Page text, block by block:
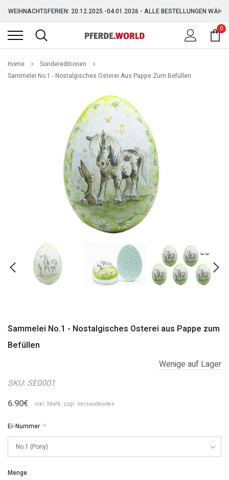
zum
Inhalt
WEIHNACHTSFERIEN: 20.12.2025.-04.01.2026 - ALLE BESTELLUNGEN
GRATIS VERSAND AB 150,-€ (AUSGENOMMEN SPERRGUT)
0
Home
Sondereditionen
Sammelei No.1 - Nostalgisches Osterei Aus Pappe Zum Befüllen
Sammelei No.1 - Nostalgisches Osterei aus Pappe zum
Befüllen
Wenige auf Lager
SKU: SE0001
6.90€
inkl. MwSt. zzgl. Versandkosten
Ei-Nummer *
Menge